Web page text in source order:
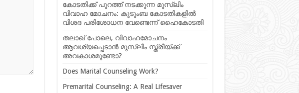
കോടതിക്ക് പുറത്ത് നടക്കുന്ന മുസ്‌ലിം
വിവാഹ മോചനം: കുടുംബ കോടതികളില്‍
വിശദ പരിശോധന വേണ്ടെന്ന് ഹൈകോടതി
തലാഖ് പോലെ, വിവാഹമോചനം
ആവശ്യപ്പെടാൻ മുസ്ലീം സ്ത്രീയ്ക്ക്
അവകാശമുണ്ടോ?
Does Marital Counseling Work?
Premarital Counseling: A Real Lifesaver